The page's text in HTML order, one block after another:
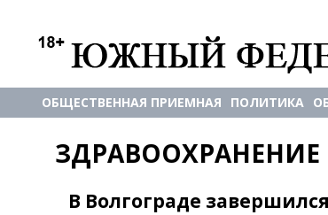
ОБЩЕСТВЕННАЯ ПРИЕМНАЯ ПОЛИТИКА
ЗДРАВООХРАНЕНИЕ
В Волгограде